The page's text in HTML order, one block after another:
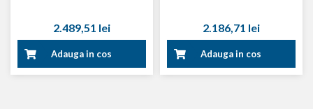
2.489,51 lei
Adauga in cos
2.186,71 lei
Adauga in cos